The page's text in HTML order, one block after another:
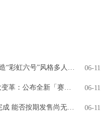
《德军总部》开发商正打造“彩虹六号”风格多人游戏 06-11
《上古卷轴OL》迎来重大变革：公布全新「赛季」模式，引领全新时代 06-11
《GTA6》内容可能尚未完成 能否按期发售尚无定论 06-11